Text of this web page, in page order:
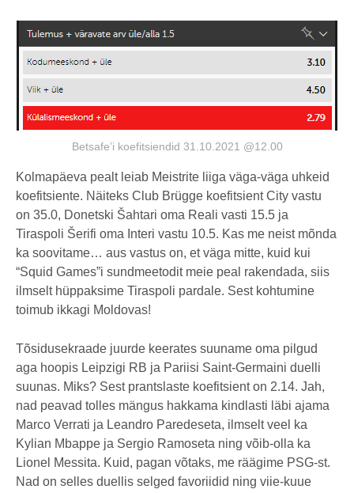
Betsafe’i koefitsiendid 31.10.2021 @12.00
Kolmapäeva pealt leiab Meistrite liiga väga-väga uhkeid
koefitsiente. Näiteks Club Brügge koefitsient City vastu
on 35.0, Donetski Šahtari oma Reali vasti 15.5 ja
Tiraspoli Šerifi oma Interi vastu 10.5. Kas me neist mõnda
ka soovitame… aus vastus on, et väga mitte, kuid kui
“Squid Games”i sundmeetodit meie peal rakendada, siis
ilmselt hüppaksime Tiraspoli pardale. Sest kohtumine
toimub ikkagi Moldovas!
Tõsidusekraade juurde keerates suuname oma pilgud
aga hoopis Leipzigi RB ja Pariisi Saint-Germaini duelli
suunas. Miks? Sest prantslaste koefitsient on 2.14. Jah,
nad peavad tolles mängus hakkama kindlasti läbi ajama
Marco Verrati ja Leandro Paredeseta, ilmselt veel ka
Kylian Mbappe ja Sergio Ramoseta ning võib-olla ka
Lionel Messita. Kuid, pagan võtaks, me räägime PSG-st.
Nad on selles duellis selged favoriidid ning viie-kuue